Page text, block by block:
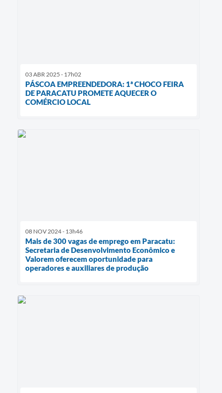
03 ABR 2025 - 17h02
PÁSCOA EMPREENDEDORA: 1ª CHOCO FEIRA
DE PARACATU PROMETE AQUECER O
COMÉRCIO LOCAL
08 NOV 2024 - 13h46
Mais de 300 vagas de emprego em Paracatu:
Secretaria de Desenvolvimento Econômico e
Valorem oferecem oportunidade para
operadores e auxiliares de produção